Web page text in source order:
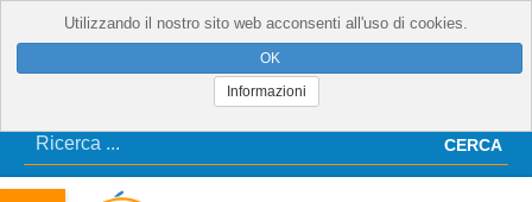
CERCA
Utilizzando il nostro sito web acconsenti all'uso di cookies.
Informazioni